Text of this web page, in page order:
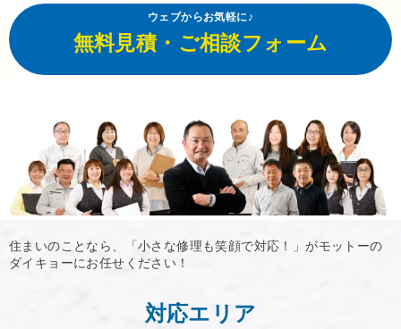
ウェブからお気軽に♪
無料見積・ご相談フォーム
住まいのことなら、「小さな修理も笑顔で対応！」がモットーの
ダイキョーにお任せください！
対応エリア